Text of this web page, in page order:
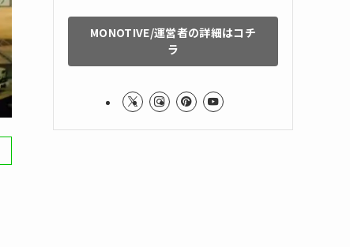
MONOTIVE/運営者の詳細はコチ
ラ